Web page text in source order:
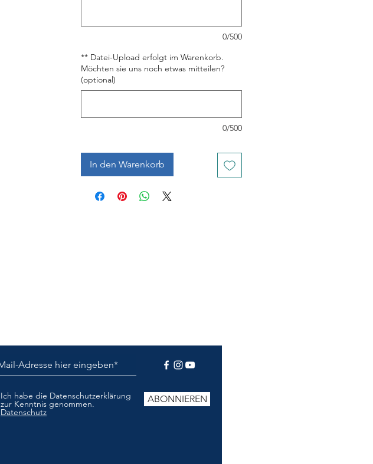
0/500
** Datei-Upload erfolgt im Warenkorb.
Möchten sie uns noch etwas mitteilen?
(optional)
0/500
In den Warenkorb
Ich habe die Datenschutzerklärung
zur Kenntnis genommen.
Datenschutz
ABONNIEREN